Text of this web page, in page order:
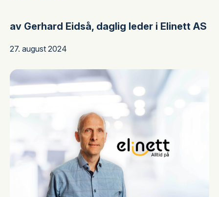
av Gerhard Eidså, daglig leder i Elinett AS
27. august 2024